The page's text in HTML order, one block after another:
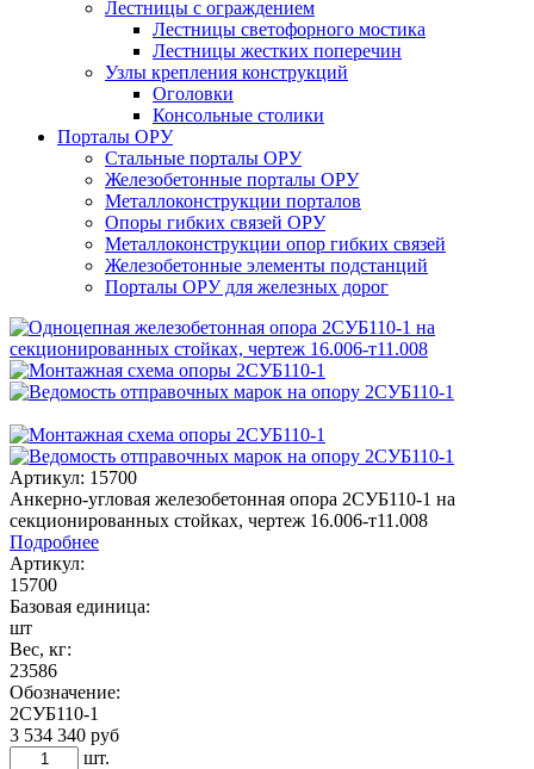
Лестницы с ограждением
Лестницы светофорного мостика
Лестницы жестких поперечин
Узлы крепления конструкций
Оголовки
Консольные столики
Порталы ОРУ
Стальные порталы ОРУ
Железобетонные порталы ОРУ
Металлоконструкции порталов
Опоры гибких связей ОРУ
Металлоконструкции опор гибких связей
Железобетонные элементы подстанций
Порталы ОРУ для железных дорог
Артикул: 15700
Анкерно-угловая железобетонная опора 2СУБ110-1 на
секционированных стойках, чертеж 16.006-т11.008
Подробнее
Артикул:
15700
Базовая единица:
шт
Вес, кг:
23586
Обозначение:
2СУБ110-1
3 534 340 руб
шт.